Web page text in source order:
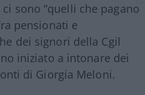
ci sono “quelli che pagano
pensionati e
dei signori della Cgil
iniziato a intonare dei
di Giorgia Meloni.